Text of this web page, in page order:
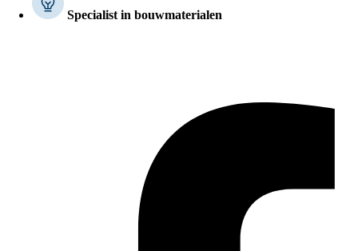
Specialist in bouwmaterialen